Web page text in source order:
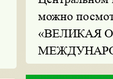
можно
«ВЕЛИКАЯ